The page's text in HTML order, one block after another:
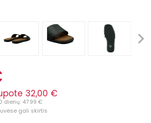
32,00 €
dienų: 47.99 €
gali skirtis